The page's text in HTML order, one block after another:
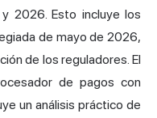
2026. Esto incluye los
de mayo de 2026,
de los reguladores. El
de pagos con
un análisis práctico de